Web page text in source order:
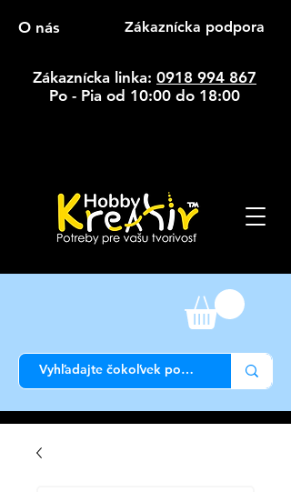
O nás Zákaznícka podpora
Zákaznícka linka: 0918 994 867
Po - Pia od 10:00 do 18:00